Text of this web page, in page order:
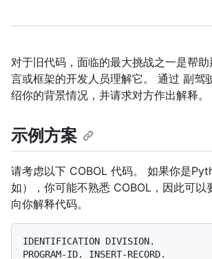
对于旧代码，面临的最大挑战之一是帮
言或框架的开发人员理解它。 通过 副驾
绍你的背景情况，并请求对方作出解释。
示例方案
请考虑以下 COBOL 代码。 如果你是
如），你可能不熟悉 COBOL，因此可以
向你解释代码。
IDENTIFICATION DIVISION.
PROGRAM-ID. INSERT-RECORD.